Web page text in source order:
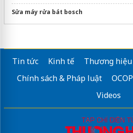
Sửa máy rửa bát bosch
Tin tức Kinh tế Thương hiệu
Chính sách & Pháp luật
OCOP
Videos